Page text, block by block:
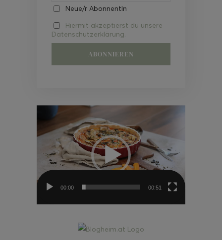
Neue/r AbonnentIn
Hiermit akzeptierst du unsere
Datenschutzerklärung.
Video-
00:00 00:51